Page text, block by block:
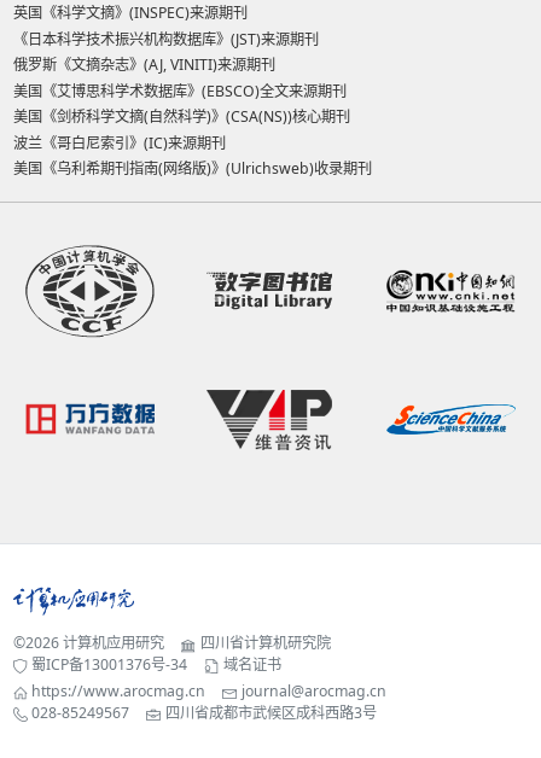
英国《科学文摘》(INSPEC)来源期刊
《日本科学技术振兴机构数据库》(JST)来源期刊
俄罗斯《文摘杂志》(AJ, VINITI)来源期刊
美国《艾博思科学术数据库》(EBSCO)全文来源期刊
美国《剑桥科学文摘(自然科学)》(CSA(NS))核心期刊
波兰《哥白尼索引》(IC)来源期刊
美国《乌利希期刊指南(网络版)》(Ulrichsweb)收录期刊
©2026 计算机应用研究
四川省计算机研究院
蜀ICP备13001376号-34
域名证书
https://www.arocmag.cn
journal@arocmag.cn
028-85249567
四川省成都市武候区成科西路3号